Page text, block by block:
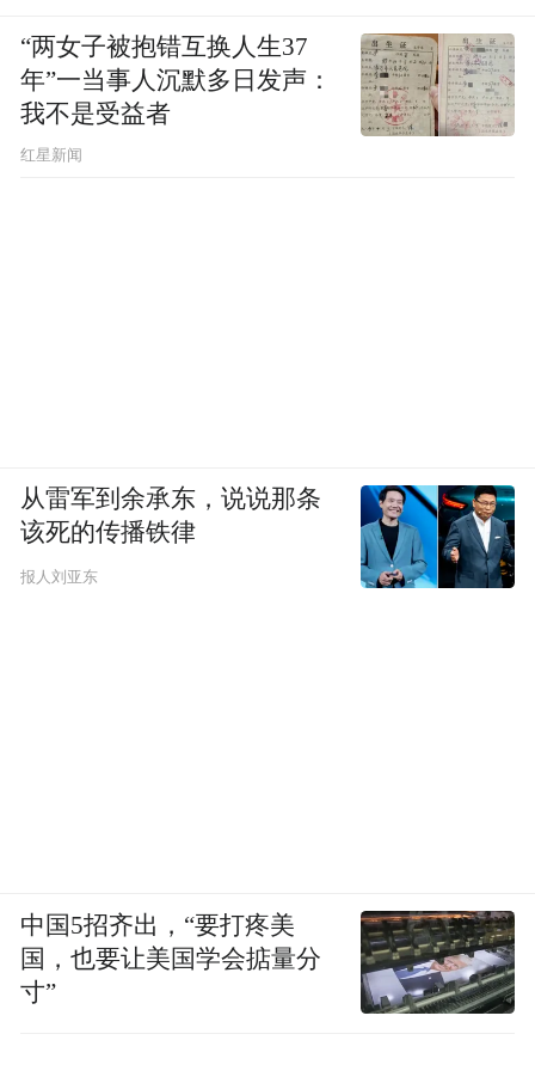
“两女子被抱错互换人生37
年”一当事人沉默多日发声：
我不是受益者
红星新闻
从雷军到余承东，说说那条
该死的传播铁律
报人刘亚东
中国5招齐出，“要打疼美
国，也要让美国学会掂量分
寸”